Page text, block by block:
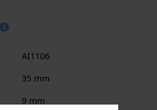
AI1106
35 mm
9 mm